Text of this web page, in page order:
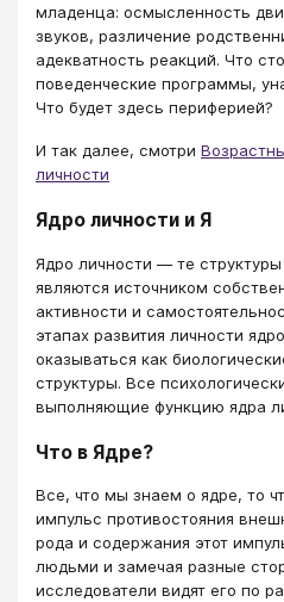
младенца: осмысленность
звуков, различение
адекватность реакций. Что
поведенческие программы,
Что будет здесь периферией?
И так далее, смотри
личности
Ядро личности и Я
Ядро личности — те
являются источником
активности и
этапах развития личности
оказываться как
структуры. Все
выполняющие функцию ядра
Что в Ядре?
Все, что мы знаем о ядре, то
импульс противостояния
рода и содержания этот
людьми и замечая разные
исследователи видят его по